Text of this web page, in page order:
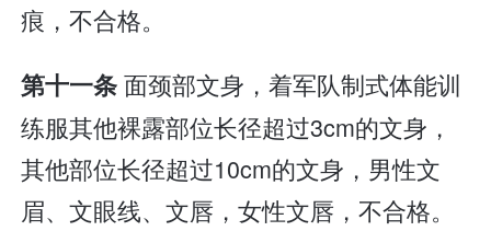
痕，不合格。
第十一条面颈部文身，着军队制式体能训
练服其他裸露部位长径超过3cm的文身，
其他部位长径超过10cm的文身，男性文
眉、文眼线、文唇，女性文唇，不合格。